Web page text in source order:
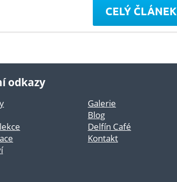
CELÝ ČLÁNEK
odkazy
Galerie
Blog
Delfín Café
Kontakt